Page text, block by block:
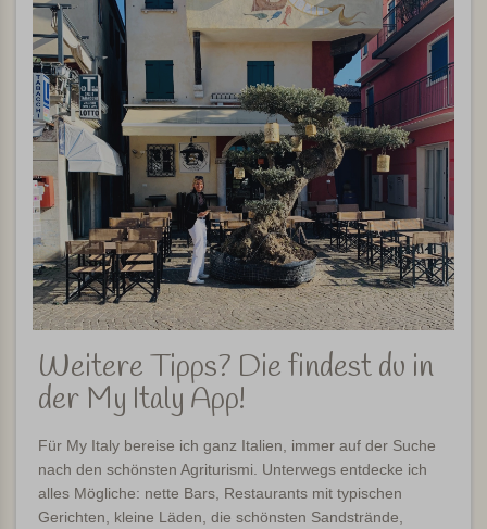
Weitere Tipps? Die findest du in
der My Italy App!
Für My Italy bereise ich ganz Italien, immer auf der Suche
nach den schönsten Agriturismi. Unterwegs entdecke ich
alles Mögliche: nette Bars, Restaurants mit typischen
Gerichten, kleine Läden, die schönsten Sandstrände,